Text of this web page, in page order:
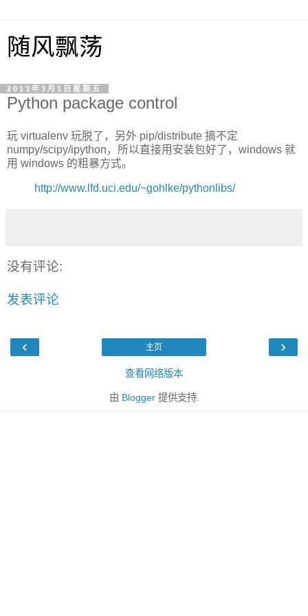
随风飘荡
2013年3月1日星期五
Python package control
玩 virtualenv 玩脱了，另外 pip/distribute 搞不定
numpy/scipy/ipython，所以直接用安装包好了，windows 就
用 windows 的粗暴方式。
http://www.lfd.uci.edu/~gohlke/pythonlibs/
没有评论:
发表评论
‹ ›
主页
查看网络版本
由 Blogger提供支持.